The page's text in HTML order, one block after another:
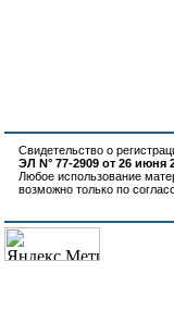
Свидетельство о
ЭЛ N° 77-2909 от 26 июня
Любое использование
возможно только по